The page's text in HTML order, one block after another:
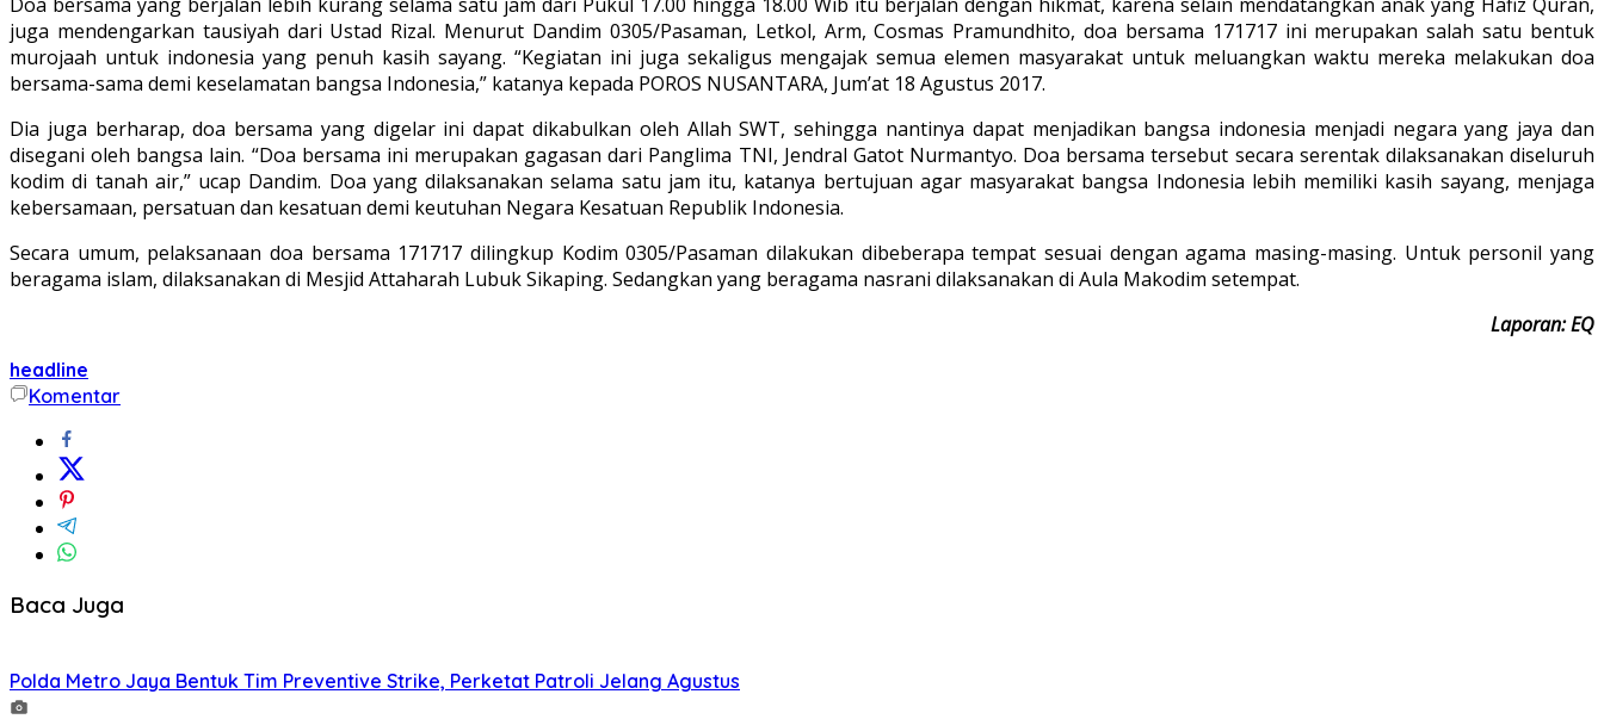
Doa bersama yang berjalan lebih kurang selama satu jam dari Pukul 17.00 hingga 18.00 Wib itu berjalan dengan hikmat, karena selain mendatangkan anak yang Hafiz Quran,
juga mendengarkan tausiyah dari Ustad Rizal. Menurut Dandim 0305/Pasaman, Letkol, Arm, Cosmas Pramundhito, doa bersama 171717 ini merupakan salah satu bentuk
murojaah untuk indonesia yang penuh kasih sayang. “Kegiatan ini juga sekaligus mengajak semua elemen masyarakat untuk meluangkan waktu mereka melakukan doa
bersama-sama demi keselamatan bangsa Indonesia,” katanya kepada POROS NUSANTARA, Jum’at 18 Agustus 2017.
Dia juga berharap, doa bersama yang digelar ini dapat dikabulkan oleh Allah SWT, sehingga nantinya dapat menjadikan bangsa indonesia menjadi negara yang jaya dan
disegani oleh bangsa lain. “Doa bersama ini merupakan gagasan dari Panglima TNI, Jendral Gatot Nurmantyo. Doa bersama tersebut secara serentak dilaksanakan diseluruh
kodim di tanah air,” ucap Dandim. Doa yang dilaksanakan selama satu jam itu, katanya bertujuan agar masyarakat bangsa Indonesia lebih memiliki kasih sayang, menjaga
kebersamaan, persatuan dan kesatuan demi keutuhan Negara Kesatuan Republik Indonesia.
Secara umum, pelaksanaan doa bersama 171717 dilingkup Kodim 0305/Pasaman dilakukan dibeberapa tempat sesuai dengan agama masing-masing. Untuk personil yang
beragama islam, dilaksanakan di Mesjid Attaharah Lubuk Sikaping. Sedangkan yang beragama nasrani dilaksanakan di Aula Makodim setempat.
Laporan: EQ
headline
Komentar
Baca Juga
Polda Metro Jaya Bentuk Tim Preventive Strike, Perketat Patroli Jelang Agustus